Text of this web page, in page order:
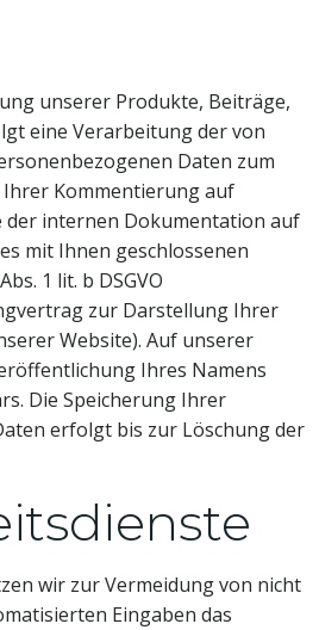
unserer Produkte, Beiträge,
eine Verarbeitung der von
Daten zum
Kommentierung auf
der internen Dokumentation auf
mit Ihnen geschlossenen
1 lit. b DSGVO
zur Darstellung Ihrer
Website). Auf unserer
Ihres Namens
Die Speicherung Ihrer
erfolgt bis zur Löschung der
wir zur Vermeidung von nicht
Eingaben das